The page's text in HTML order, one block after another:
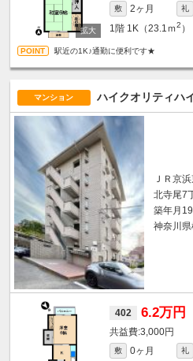
敷 2ヶ月 礼
1階 1K（23.1ｍ2 ）
駅近の1K♪通勤に便利です★
マンション ハイクオリティハ
ＪＲ京
北寺尾
築年月
神奈川
402 6.2万円
3,000円
敷 0ヶ月 礼